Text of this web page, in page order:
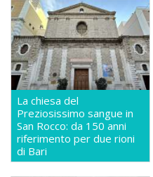
La chiesa del
Preziosissimo sangue in
San Rocco: da 150 anni
riferimento per due rioni
di Bari